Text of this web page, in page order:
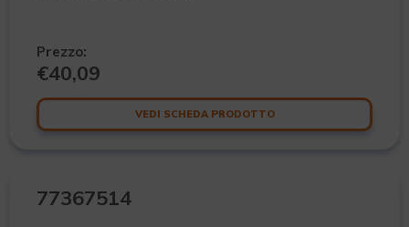
Prezzo:
€40,09
VEDI SCHEDA PRODOTTO
77367514